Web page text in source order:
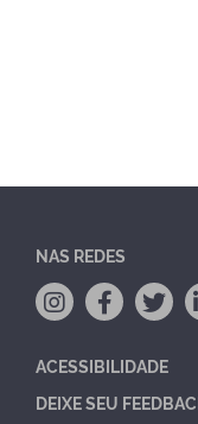
NAS REDES
ACESSIBILIDADE
DEIXE SEU